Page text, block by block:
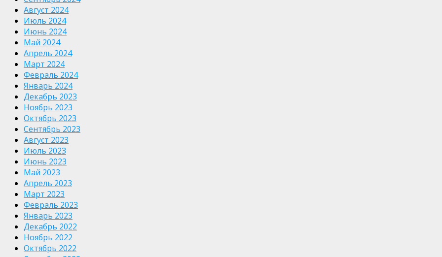
Август 2024
Июль 2024
Июнь 2024
Май 2024
Апрель 2024
Март 2024
Февраль 2024
Январь 2024
Декабрь 2023
Ноябрь 2023
Октябрь 2023
Сентябрь 2023
Август 2023
Июль 2023
Июнь 2023
Май 2023
Апрель 2023
Март 2023
Февраль 2023
Январь 2023
Декабрь 2022
Ноябрь 2022
Октябрь 2022